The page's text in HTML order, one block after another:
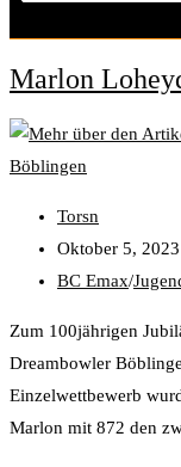
Marlon
Torsn
Oktober 5, 2023
BC Emax/
Zum 100jährigen
Dreambowler
Einzelwettbewerb
Marlon mit 872 den